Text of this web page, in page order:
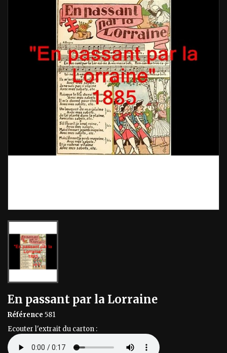
En passant par la Lorraine
Référence 581
Ecouter l'extrait du carton :